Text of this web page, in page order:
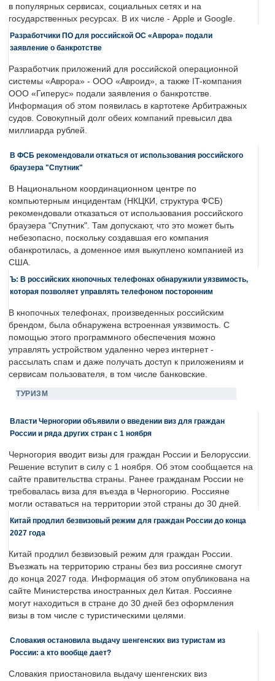
в популярных сервисах, социальных сетях и на
государственных ресурсах. В их числе - Apple и Google.
Разработчики ПО для российской ОС «Аврора» подали
заявление о банкротстве
Разработчик приложений для российской операционной
системы «Аврора» - ООО «Авроид», а также IT-компания
ООО «Гиперус» подали заявления о банкротстве.
Информация об этом появилась в картотеке Арбитражных
судов. Совокупный долг обеих компаний превысил два
миллиарда рублей.
В ФСБ рекомендовали откаться от использования российского
браузера "Спутник"
В Национальном координационном центре по
компьютерным инцидентам (НКЦКИ, структура ФСБ)
рекомендовали отказаться от использования российского
браузера "Спутник". Там допускают, что это может быть
небезопасно, поскольку создавшая его компания
обанкротилась, а доменное имя выкуплено компанией из
США.
Ъ: В российских кнопочных телефонах обнаружили уязвимость,
которая позволяет управлять телефоном посторонним
В кнопочных телефонах, произведенных российским
брендом, была обнаружена встроенная уязвимость. С
помощью этого программного обеспечения можно
управлять устройством удаленно через интернет -
рассылать спам и даже получать доступ к приложениям и
сервисам пользователя, в том числе банковские.
ТУРИЗМ
Власти Черногории объявили о введении виз для граждан
России и ряда других стран с 1 ноября
Черногория вводит визы для граждан России и Белоруссии.
Решение вступит в силу с 1 ноября. Об этом сообщается на
сайте правительства страны. Ранее гражданам России не
требовалась виза для въезда в Черногорию. Россияне
могли оставаться на территории этой страны до 30 дней.
Китай продлил безвизовый режим для граждан России до конца
2027 года
Китай продлил безвизовый режим для граждан России.
Въезжать на территорию страны без виз россияне смогут
до конца 2027 года. Информация об этом опубликована на
сайте Министерства иностранных дел Китая. Россияне
могут находиться в стране до 30 дней без оформления
визы в том числе с туристическими целями.
Словакия остановила выдачу шенгенских виз туристам из
России: а кто вообще дает?
Словакия приостановила выдачу шенгенских виз